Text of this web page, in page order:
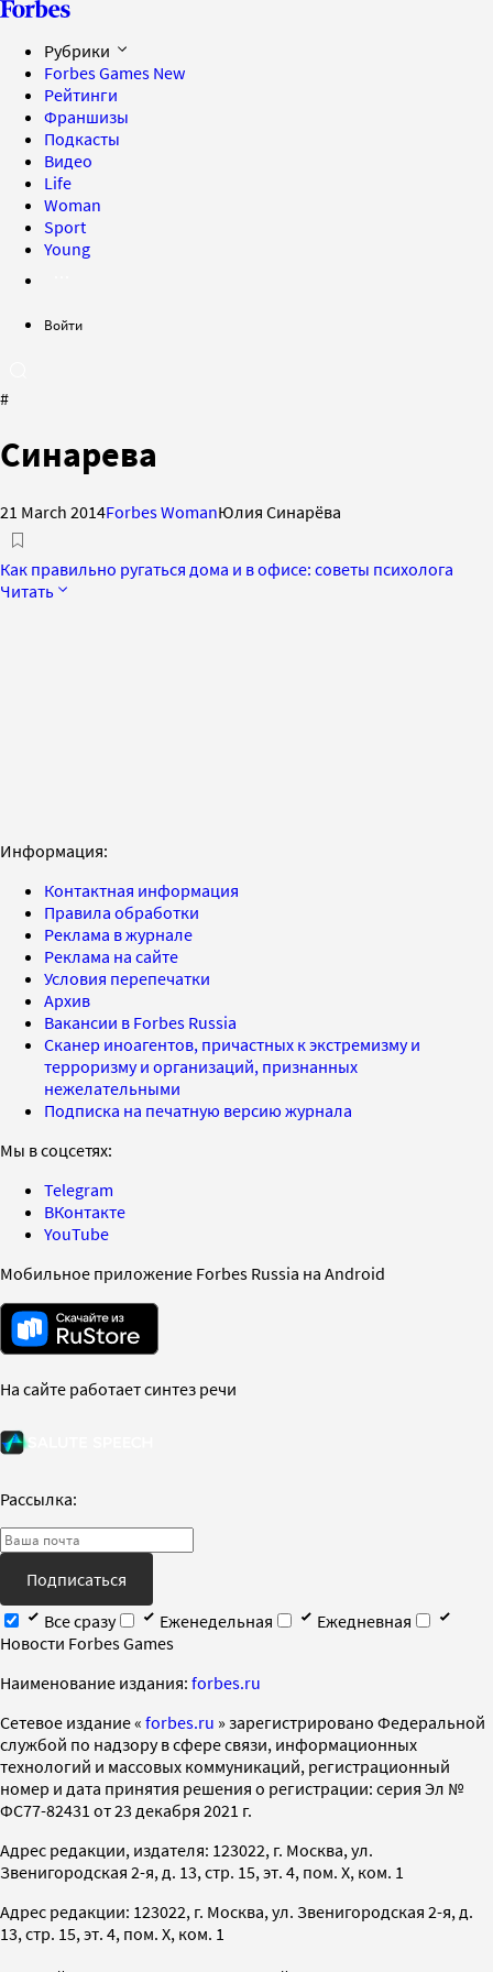
Рубрики
Forbes Games New
Рейтинги
Франшизы
Подкасты
Видео
Life
Woman
Sport
Young
Войти
#
Синарева
21 March 2014Forbes WomanЮлия Синарёва
Как правильно ругаться дома и в офисе: советы психолога
Читать
Информация:
Контактная информация
Правила обработки
Реклама в журнале
Реклама на сайте
Условия перепечатки
Архив
Вакансии в Forbes Russia
Сканер иноагентов, причастных к экстремизму и
терроризму и организаций, признанных
нежелательными
Подписка на печатную версию журнала
Мы в соцсетях:
Telegram
ВКонтакте
YouTube
Мобильное приложение Forbes Russia на Android
На сайте работает синтез речи
Рассылка:
Подписаться
Все сразу
Еженедельная
Ежедневная
Новости Forbes Games
Наименование издания: forbes.ru
Cетевое издание « forbes.ru » зарегистрировано Федеральной
службой по надзору в сфере связи, информационных
технологий и массовых коммуникаций, регистрационный
номер и дата принятия решения о регистрации: серия Эл №
ФС77-82431 от 23 декабря 2021 г.
Адрес редакции, издателя: 123022, г. Москва, ул.
Звенигородская 2-я, д. 13, стр. 15, эт. 4, пом. X, ком. 1
Адрес редакции: 123022, г. Москва, ул. Звенигородская 2-я, д.
13, стр. 15, эт. 4, пом. X, ком. 1